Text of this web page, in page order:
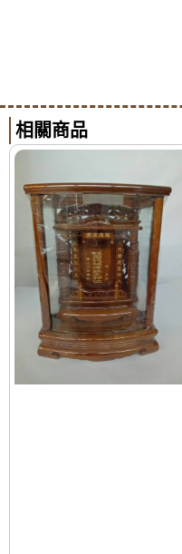
相關商品